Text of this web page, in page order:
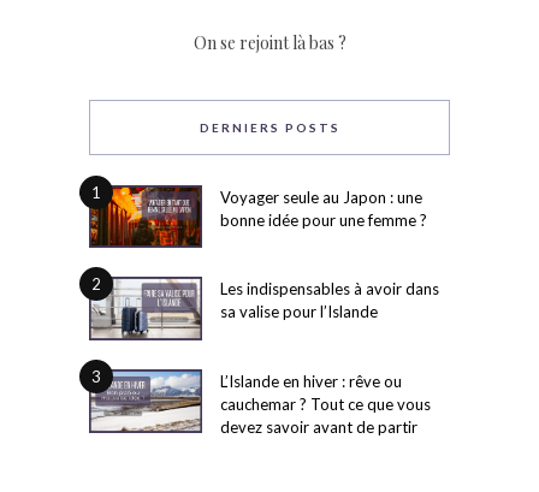
On se rejoint là bas ?
DERNIERS POSTS
1
Voyager seule au Japon : une
bonne idée pour une femme ?
2
Les indispensables à avoir dans
sa valise pour l’Islande
3
L’Islande en hiver : rêve ou
cauchemar ? Tout ce que vous
devez savoir avant de partir